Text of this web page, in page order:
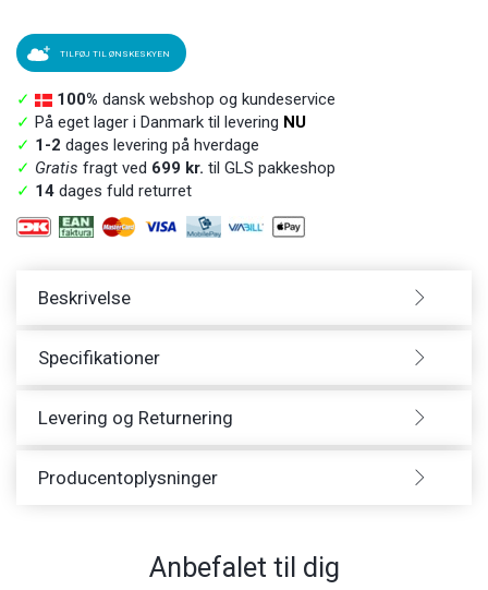
TILFØJ TIL ØNSKESKYEN
✓ 100% dansk webshop og kundeservice
✓ På eget lager i Danmark til levering NU
✓ 1-2 dages levering på hverdage
✓ Gratis fragt ved 699 kr. til GLS pakkeshop
✓ 14 dages fuld returret
Beskrivelse
Specifikationer
Levering og Returnering
Producentoplysninger
Anbefalet til dig